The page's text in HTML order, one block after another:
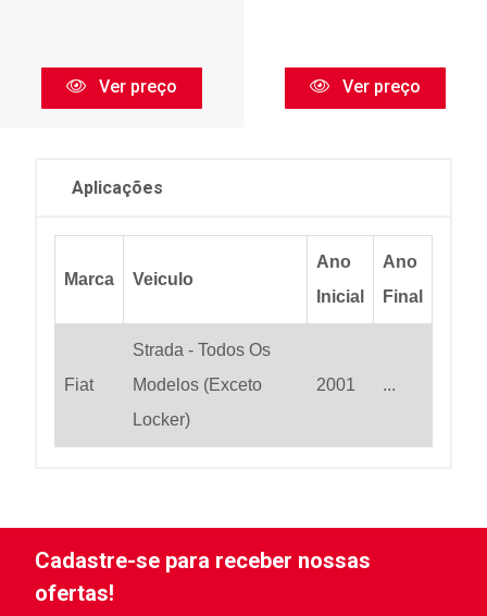
Ver preço Ver preço
Aplicações
Marca Veiculo
Ano
Inicial
Ano
Final
Fiat
Strada - Todos Os
Modelos (Exceto
Locker)
2001 ...
Cadastre-se para receber nossas
ofertas!